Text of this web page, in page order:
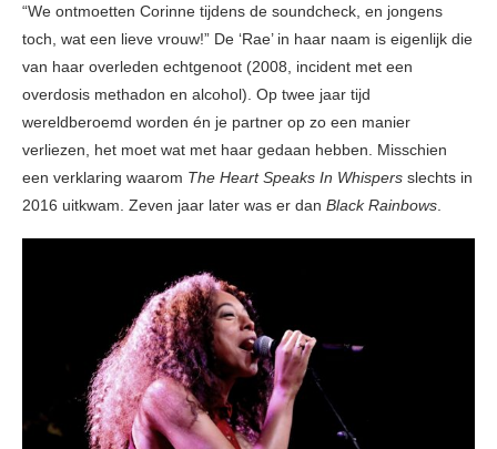
“We ontmoetten Corinne tijdens de soundcheck, en jongens
toch, wat een lieve vrouw!” De ‘Rae’ in haar naam is eigenlijk die
van haar overleden echtgenoot (2008, incident met een
overdosis methadon en alcohol). Op twee jaar tijd
wereldberoemd worden én je partner op zo een manier
verliezen, het moet wat met haar gedaan hebben. Misschien
een verklaring waarom The Heart Speaks In Whispers slechts in
2016 uitkwam. Zeven jaar later was er dan Black Rainbows